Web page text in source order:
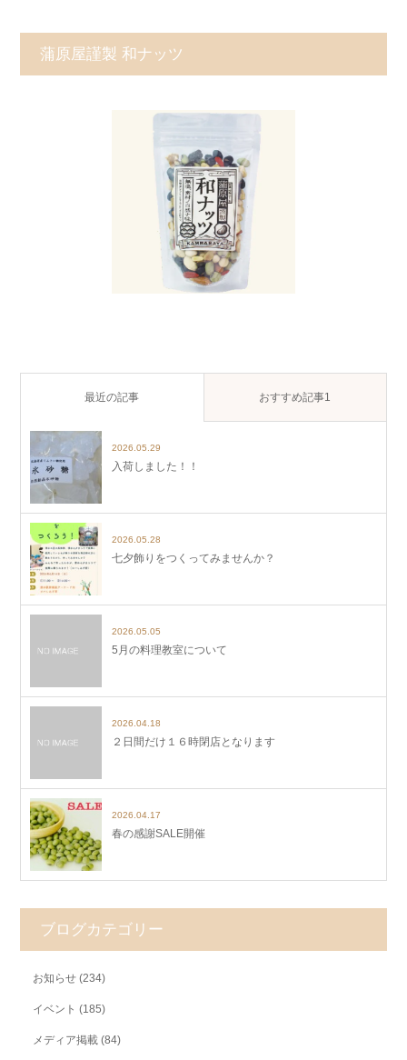
蒲原屋謹製 和ナッツ
最近の記事 おすすめ記事1
2026.05.29
入荷しました！！
2026.05.28
七夕飾りをつくってみませんか？
2026.05.05
5月の料理教室について
2026.04.18
２日間だけ１６時閉店となります
2026.04.17
春の感謝SALE開催
ブログカテゴリー
お知らせ (234)
イベント (185)
メディア掲載 (84)